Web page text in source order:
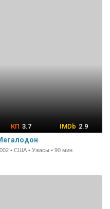
3.7 2.9
• США • Ужасы • 90 мин.